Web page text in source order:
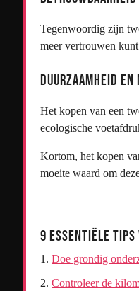
Tegenwoordig zijn
meer vertrouwen
Duurzaamheid
Het kopen van een
ecologische
Kortom, het kopen
moeite waard om
9 Essentiële Tips
Doe grondig
Controleer de